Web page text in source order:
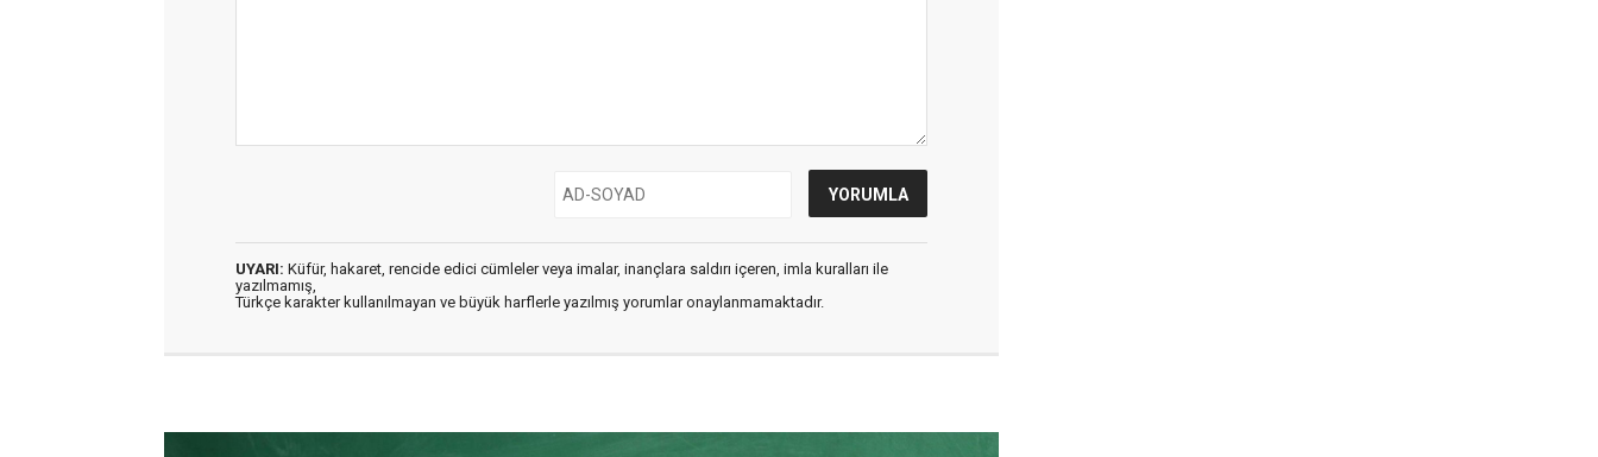
UYARI: Küfür, hakaret, rencide edici cümleler veya imalar, inançlara saldırı içeren, imla kuralları ile
yazılmamış,
Türkçe karakter kullanılmayan ve büyük harflerle yazılmış yorumlar onaylanmamaktadır.